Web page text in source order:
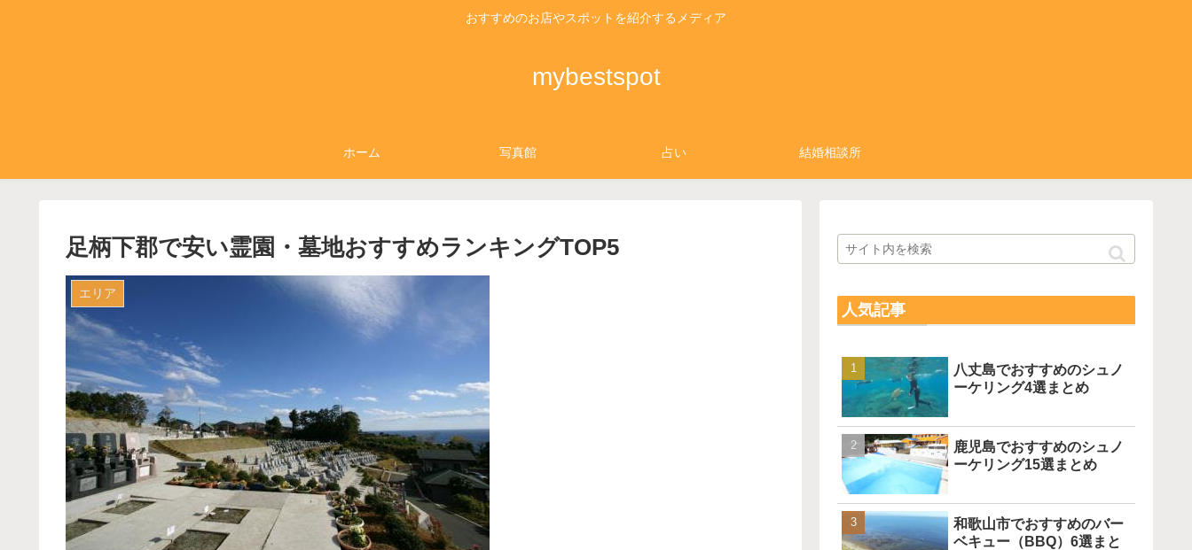
おすすめのお店やスポットを紹介するメディア
mybestspot
ホーム 写真館 占い 結婚相談所
足柄下郡で安い霊園・墓地おすすめランキングTOP5
エリア
人気記事
八丈島でおすすめのシュノ
ーケリング4選まとめ
鹿児島でおすすめのシュノ
ーケリング15選まとめ
和歌山市でおすすめのバー
ベキュー（BBQ）6選まと